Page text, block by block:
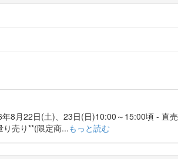
8月22日(土)、23日(日)10:00～15:00頃 - 直売
売り**(限定商...もっと読む